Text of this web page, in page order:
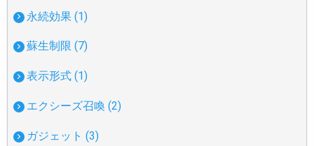
永続効果 (1)
蘇生制限 (7)
表示形式 (1)
エクシーズ召喚 (2)
ガジェット (3)